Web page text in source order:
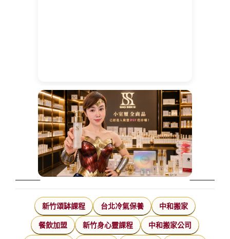
新竹頌缽課程 台北冷氣保養 中和搬家
餐飲加盟 新竹身心靈課程 中和搬家公司